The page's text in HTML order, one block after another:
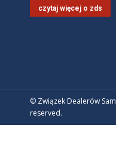
czytaj więcej o zds
© Związek Dealerów
reserved.